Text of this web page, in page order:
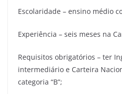
Escolaridade – ensino médio
Experiência – seis meses na
Requisitos obrigatórios – ter
intermediário e Carteira
categoria “B”;